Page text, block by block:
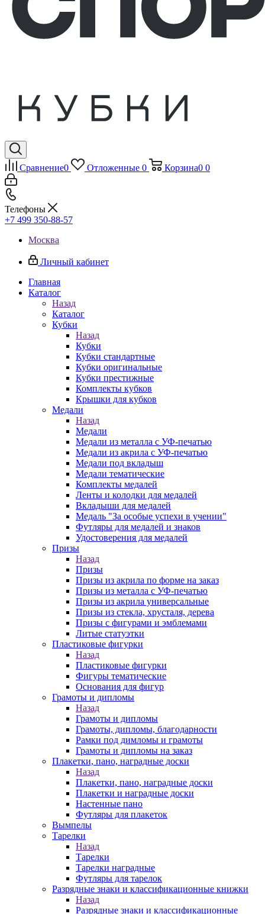
Сравнение0 Отложенные 0 Корзина0 0
Телефоны
+7 499 350-88-57
Москва
Личный кабинет
Главная
Каталог
Назад
Каталог
Кубки
Назад
Кубки
Кубки стандартные
Кубки оригинальные
Кубки престижные
Комплекты кубков
Крышки для кубков
Медали
Назад
Медали
Медали из металла с УФ-печатью
Медали из акрила с УФ-печатью
Медали под вкладыш
Медали тематические
Комплекты медалей
Ленты и колодки для медалей
Вкладыши для медалей
Медаль "За особые успехи в учении"
Футляры для медалей и знаков
Удостоверения для медалей
Призы
Назад
Призы
Призы из акрила по форме на заказ
Призы из металла с УФ-печатью
Призы из акрила универсальные
Призы из стекла, хрусталя, дерева
Призы с фигурами и эмблемами
Литые статуэтки
Пластиковые фигурки
Назад
Пластиковые фигурки
Фигуры тематические
Основания для фигур
Грамоты и дипломы
Назад
Грамоты и дипломы
Грамоты, дипломы, благодарности
Рамки под димломы и грамоты
Грамоты и дипломы на заказ
Плакетки, пано, наградные доски
Назад
Плакетки, пано, наградные доски
Плакетки и наградные доски
Настенные пано
Футляры для плакеток
Вымпелы
Тарелки
Назад
Тарелки
Тарелки наградные
Футляры для тарелок
Разрядные знаки и классификационные книжки
Назад
Разрядные знаки и классификационные